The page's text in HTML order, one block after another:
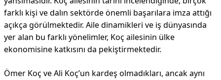
farklı kişi ve dalın sektörde önemli başarılara imza attığı
açıkça görülmektedir. Aile dinamikleri ve iş dünyasında
yer alan bu farklı yönelimler, Koç ailesinin ülke
ekonomisine katkısını da pekiştirmektedir.
Ömer Koç ve Ali Koç’un kardeş olmadıkları, ancak aynı